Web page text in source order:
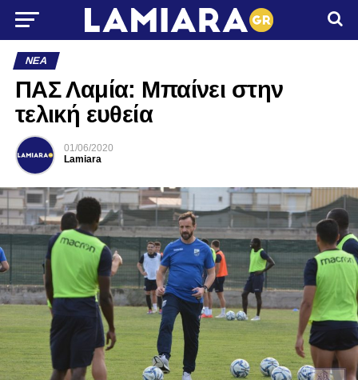
ΝΈΑ
ΠΑΣ Λαμία: Μπαίνει στην
τελική ευθεία
01/06/2020
Lamiara